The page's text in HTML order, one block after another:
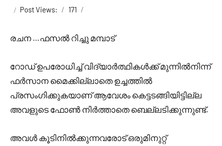
Vk Post Views: 171
രചന …ഫസൽ റിച്ചു മമ്പാട്
റോഡ് ഉപരോധിച്ച് വിദ്യാർത്ഥികൾക്ക് മുന്നിൽനിന്ന്
ഫർസാന മൈക്കില്ലാതെ ഉച്ചത്തിൽ
പ്രസംഗിക്കുകയാണ് ആവേശം കെട്ടടങ്ങിയിട്ടില്ല
അവളുടെ ഫോൺ നിർത്താതെ ബെല്ലടിക്കുന്നുണ്ട്.
അവൾ കൂടിനിൽക്കുന്നവരോട് ഒരുമിനുറ്റ്